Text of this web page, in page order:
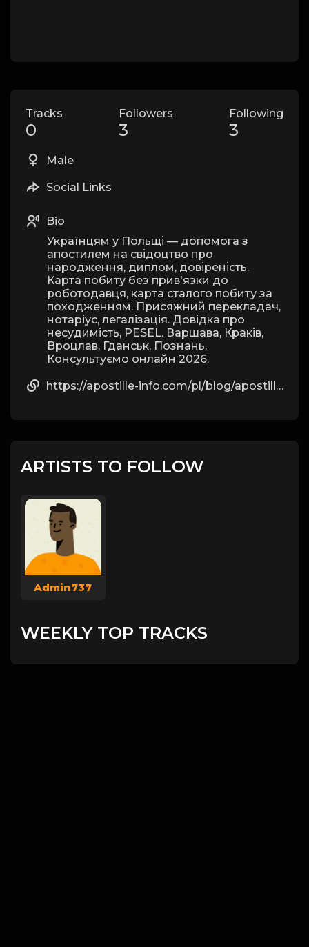
Tracks
0
Followers
3
Following
3
Male
Social Links
Bio
Українцям у Польщі — допомога з
апостилем на свідоцтво про
народження, диплом, довіреність.
Карта побиту без прив'язки до
роботодавця, карта сталого побиту за
походженням. Присяжний перекладач,
нотаріус, легалізація. Довідка про
несудимість, PESEL. Варшава, Краків,
Вроцлав, Гданськ, Познань.
Консультуємо онлайн 2026.
https://apostille-info.com/pl/blog/apostille-dokumentow-w-katowicach/
ARTISTS TO FOLLOW
Admin737
WEEKLY TOP TRACKS